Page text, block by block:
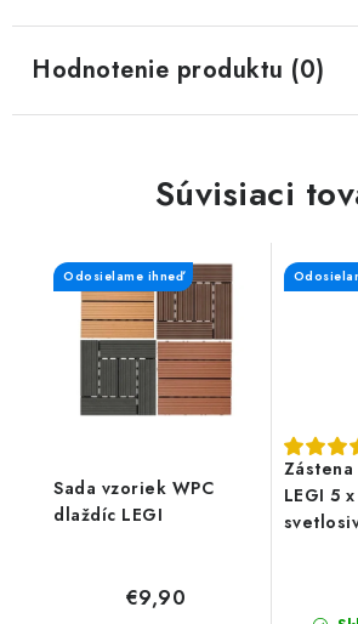
Hodnotenie produktu (0)
Súvisiaci
Sada vzoriek WPC
dlaždíc LEGI
Odosielame ihneď
€9,90
LEGI 5